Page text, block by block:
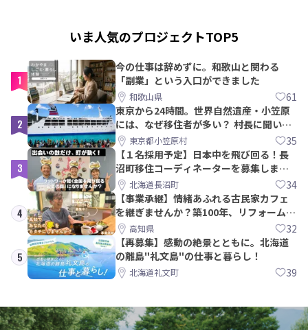
いま人気のプロジェクトTOP5
1
今の仕事は辞めずに。和歌山と関わる
「副業」という入口ができました
和歌山県 61
2
東京から24時間。世界自然遺産・小笠原
には、なぜ移住者が多い？ 村長に聞いて
みた東京都小笠原村 35
3
【１名採用予定】日本中を飛び回る！長
沼町移住コーディネーターを募集しま
す！北海道長沼町 34
4
【事業承継】情緒あふれる古民家カフェ
を継ぎませんか？築100年、リフォームか
ら約10年！
高知県 32
5
【再募集】感動の絶景とともに。北海道
の離島"礼文島"の仕事と暮らし！
北海道礼文町 39